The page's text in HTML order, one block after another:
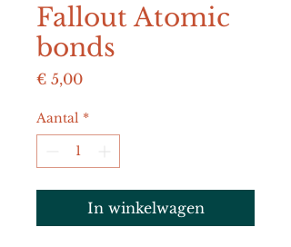
Fallout Atomic
bonds
€ 5,00Prijs
Aantal *
In winkelwagen